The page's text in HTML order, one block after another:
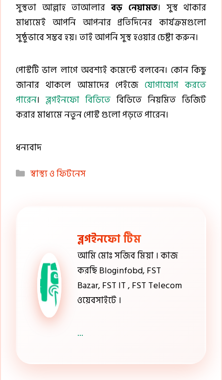
সুস্থতা আল্লাহ তাআলার বড় নেয়ামত। সুস্থ থাকার
মাধ্যমেই আপনি আপনার প্রতিদিনের কার্যক্রমগুলো
সুষ্ঠুভাবে সম্ভব হয়। তাই আপনি সুস্থ হওয়ার চেষ্টা করুন।
পোস্টটি ভাল লাগে অবশ্যই কমেন্টে বলবেন। কোন কিছু
জানার থাকলে আমাদের পেইজে যোগাযোগ করতে
পারেন। ব্লগইনফো বিডিতে বিডিতে নিয়মিত ভিজিট
করার মাধ্যমে নতুন পোস্ট গুলো পড়তে পারেন।
ধন্যবাদ
Categories
স্বাস্থ্য ও ফিটনেস
ব্লগইনফো টিম
আমি মোঃ সজিব মিয়া । কাজ
করছি Bloginfobd, FST
Bazar, FST IT , FST Telecom
ওয়েবসাইটে ।
...